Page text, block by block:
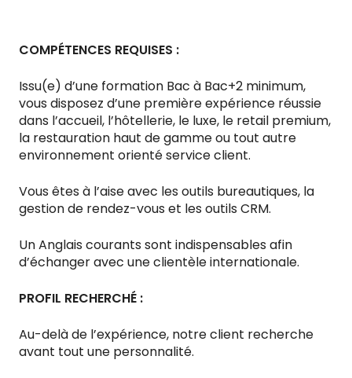
COMPÉTENCES REQUISES :
Issu(e) d’une formation Bac à Bac+2 minimum,
vous disposez d’une première expérience réussie
dans l’accueil, l’hôtellerie, le luxe, le retail premium,
la restauration haut de gamme ou tout autre
environnement orienté service client.
Vous êtes à l’aise avec les outils bureautiques, la
gestion de rendez-vous et les outils CRM.
Un Anglais courants sont indispensables afin
d’échanger avec une clientèle internationale.
PROFIL RECHERCHÉ :
Au-delà de l’expérience, notre client recherche
avant tout une personnalité.